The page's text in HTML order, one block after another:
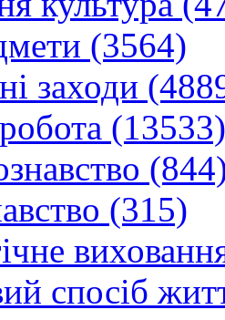
(3564)
заходи
(13533)
(315)
спосіб